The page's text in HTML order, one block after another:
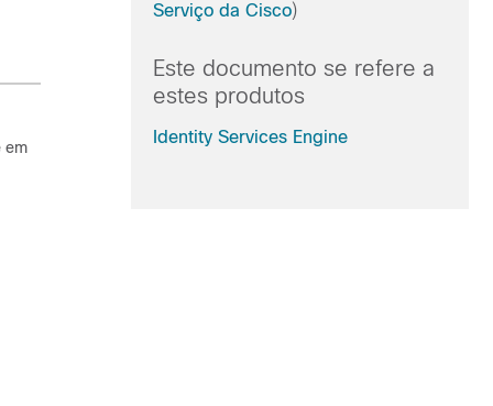
em
Serviço da Cisco)
Este documento se refere a
estes produtos
Identity Services Engine